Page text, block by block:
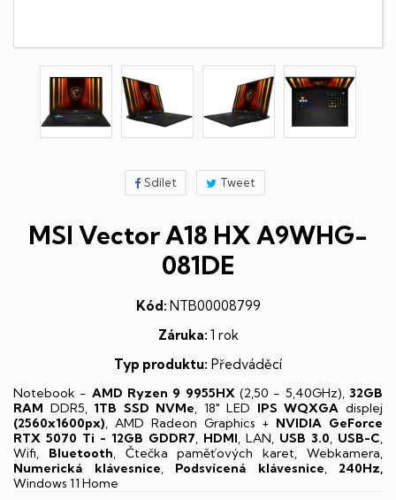
Sdílet Tweet
MSI Vector A18 HX A9WHG-
081DE
Kód: NTB00008799
Záruka: 1 rok
Typ produktu: Předváděcí
Notebook - AMD Ryzen 9 9955HX(2,50 - 5,40GHz),32GB
RAM DDR5,1TB SSD NVMe, 18" LED IPS WQXGA displej
(2560x1600px), AMD Radeon Graphics + NVIDIA GeForce
RTX 5070 Ti - 12GB GDDR7, HDMI, LAN, USB 3.0, USB-C,
Wifi, Bluetooth, Čtečka paměťových karet, Webkamera,
Numerická klávesnice, Podsvícená klávesnice, 240Hz,
Windows 11 Home